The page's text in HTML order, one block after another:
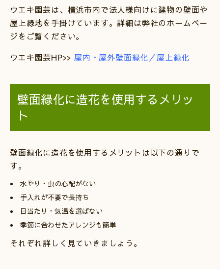
ウエキ園芸は、横浜市内で法人様向けに建物の壁面や
屋上緑地を手掛けています。詳細は弊社のホームペー
ジをご覧ください。
ウエキ園芸HP>> 屋内・屋外壁面緑化／屋上緑化
壁面緑化に造花を使用するメリッ
ト
壁面緑化に造花を使用するメリットは以下の通りで
す。
水やり・虫の心配がない
手入れが不要で長持ち
日当たり・気温を選ばない
季節に合わせたアレンジも簡単
それぞれ詳しく見ていきましょう。